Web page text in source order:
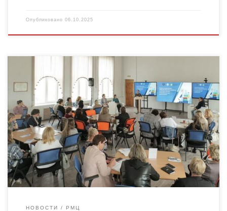
Опубликовано 06.10.2025
Педагогический интенсив «Научные общества учащихся как
ресурс развития исследовательской деятельности»
состоялся на базе ТОГБОУ ДО «Центр развития творчества
детей и юношества» 24 сентября 2025 года. […]
НОВОСТИ РМЦ